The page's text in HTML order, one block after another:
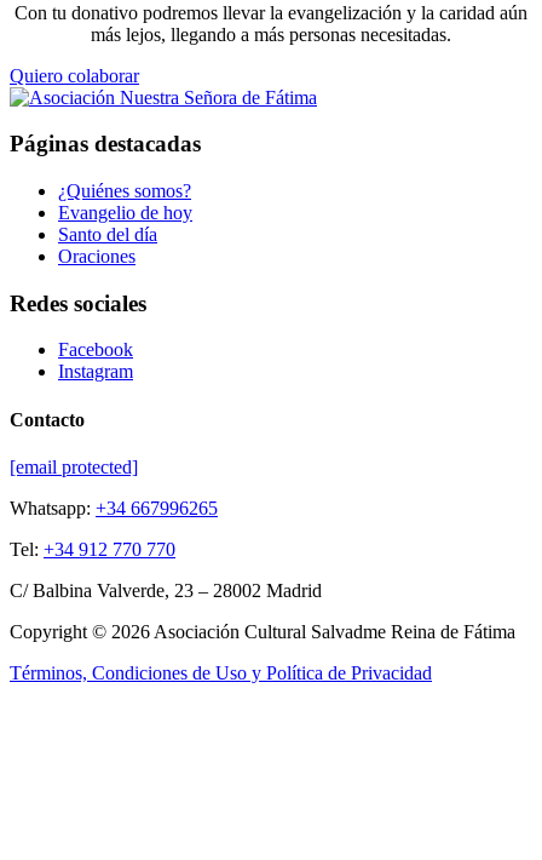
Con tu donativo podremos llevar la evangelización y la caridad aún
más lejos, llegando a más personas necesitadas.
Quiero colaborar
Páginas destacadas
¿Quiénes somos?
Evangelio de hoy
Santo del día
Oraciones
Redes sociales
Facebook
Instagram
Contacto
[email protected]
Whatsapp: +34 667996265
Tel: +34 912 770 770
C/ Balbina Valverde, 23 – 28002 Madrid
Copyright © 2026 Asociación Cultural Salvadme Reina de Fátima
Términos, Condiciones de Uso y Política de Privacidad